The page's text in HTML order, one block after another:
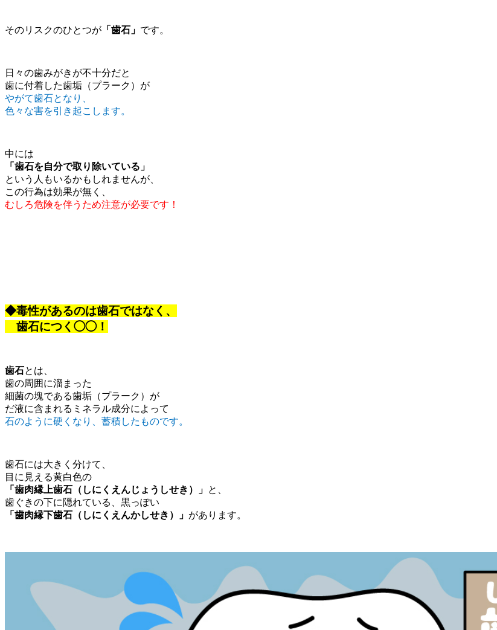
そのリスクのひとつが 「歯石」 です。
日々の歯みがきが不十分だと
歯に付着した歯垢（プラーク）が
やがて歯石となり、
色々な害を引き起こします。
中には
「歯石を自分で取り除いている」
という人もいるかもしれませんが、
この行為は効果が無く、
むしろ危険を伴うため注意が必要です！
◆毒性があるのは歯石ではなく、
歯石につく◯◯！
歯石とは、
歯の周囲に溜まった
細菌の塊である歯垢（プラーク）が
だ液に含まれるミネラル成分によって
石のように硬くなり、蓄積したものです。
歯石には大きく分けて、
目に見える黄白色の
「歯肉縁上歯石（しにくえんじょうしせき）」 と、
歯ぐきの下に隠れている、黒っぽい
「歯肉縁下歯石（しにくえんかしせき）」 があります。